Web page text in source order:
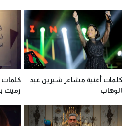
كلمات أغنية مشاعر شيرين عبد
الوهاب
كلمات
رميت